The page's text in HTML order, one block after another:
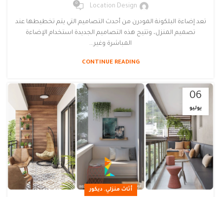
Location Design
0
تعد إضاءة البلكونة المودرن من أحدث التصاميم التي يتم تخطيطها عند
تصميم المنزل، وتتيح هذه التصاميم الجديدة استخدام الإضاءة
المباشرة وغير...
CONTINUE READING
06
يوليو
أثاث منزلي, ديكور